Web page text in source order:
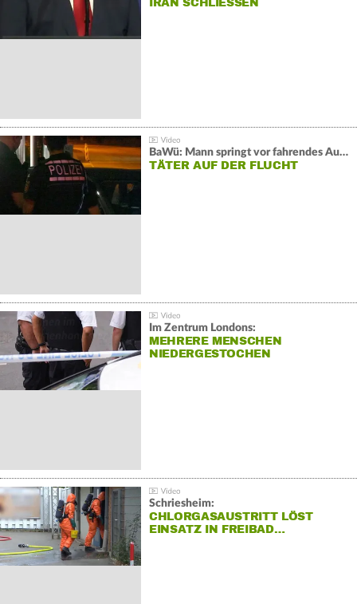
IRAN SCHLIESSEN
BaWü: Mann springt vor fahrendes Auto und schießt
TÄTER AUF DER FLUCHT
Im Zentrum Londons:
MEHRERE MENSCHEN
NIEDERGESTOCHEN
Schriesheim:
CHLORGASAUSTRITT LÖST
EINSATZ IN FREIBAD…